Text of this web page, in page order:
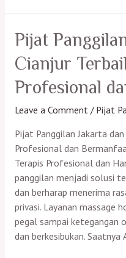
dan
di
Parigi
Terbaik
Terapis
Profesional
Bermanfaat
Pijat
Cianjur
Profesional
Leave a Comment / Pijat
Pijat Panggilan Jakarta
Profesional dan
Terapis Profesional dan
panggilan menjadi solusi
dan berharap menerima
privasi. Layanan massage
pegal sampai ketegangan
dan berkesibukan. Saatnya